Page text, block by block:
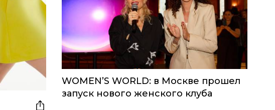
WOMEN’S WORLD: в Москве прошел
запуск нового женского клуба